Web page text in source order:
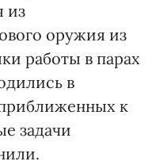
из
оружия из
работы в парах
в
к
задачи